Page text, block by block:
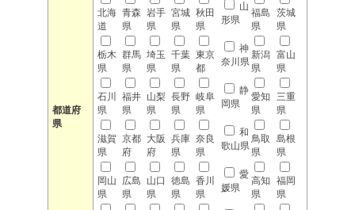
都道府
県
北海
道
青森
県
岩手
県
宮城
県
秋田
県
山
形県
福島
県
茨城
県
栃木
県
群馬
県
埼玉
県
千葉
県
東京
都
神
奈川県
新潟
県
富山
県
石川
県
福井
県
山梨
県
長野
県
岐阜
県
静
岡県
愛知
県
三重
県
滋賀
県
京都
府
大阪
府
兵庫
県
奈良
県
和
歌山県
鳥取
県
島根
県
岡山
県
広島
県
山口
県
徳島
県
香川
県
愛
媛県
高知
県
福岡
県